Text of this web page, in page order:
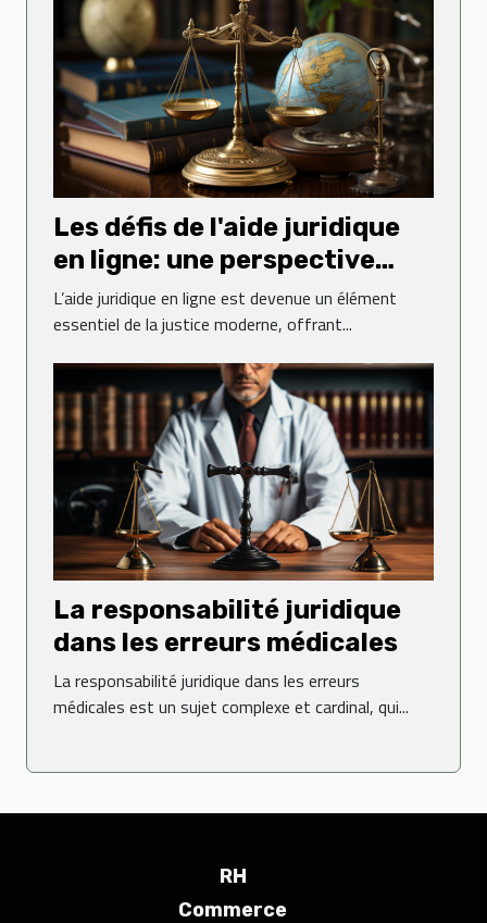
Les défis de l'aide juridique
en ligne: une perspective
globale
L’aide juridique en ligne est devenue un élément
essentiel de la justice moderne, offrant...
La responsabilité juridique
dans les erreurs médicales
La responsabilité juridique dans les erreurs
médicales est un sujet complexe et cardinal, qui...
RH
Commerce